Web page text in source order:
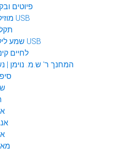
פיוטים
מוזיקה ב USB
שמע לילדים USB
לחיים
המחנך ר' ש.מ. נוימן |